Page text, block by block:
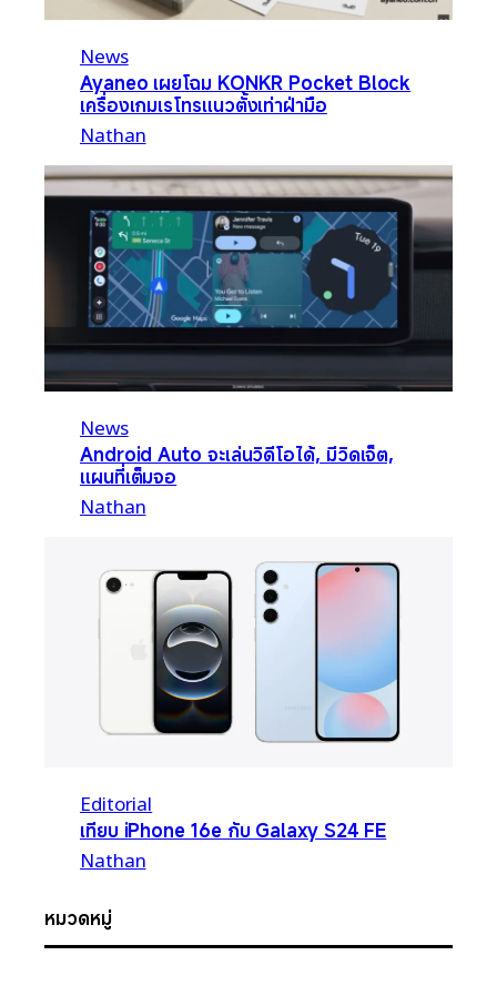
News
Ayaneo เผยโฉม KONKR Pocket Block
เครื่องเกมเรโทรแนวตั้งเท่าฝ่ามือ
Nathan
News
Android Auto จะเล่นวิดีโอได้, มีวิดเจ็ต,
แผนที่เต็มจอ
Nathan
Editorial
เทียบ iPhone 16e กับ Galaxy S24 FE
Nathan
หมวดหมู่